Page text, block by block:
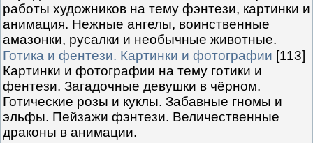
работы художников на тему фэнтези, картинки и
анимация. Нежные ангелы, воинственные
амазонки, русалки и необычные животные.
Готика и фентези. Картинки и фотографии [113]
Картинки и фотографии на тему готики и
фентези. Загадочные девушки в чёрном.
Готические розы и куклы. Забавные гномы и
эльфы. Пейзажи фэнтези. Величественные
драконы в анимации.